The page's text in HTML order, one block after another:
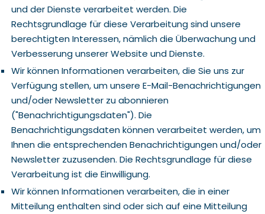
und der Dienste verarbeitet werden. Die
Rechtsgrundlage für diese Verarbeitung sind unsere
berechtigten Interessen, nämlich die Überwachung und
Verbesserung unserer Website und Dienste.
Wir können Informationen verarbeiten, die Sie uns zur
Verfügung stellen, um unsere E-Mail-Benachrichtigungen
und/oder Newsletter zu abonnieren
("Benachrichtigungsdaten"). Die
Benachrichtigungsdaten können verarbeitet werden, um
Ihnen die entsprechenden Benachrichtigungen und/oder
Newsletter zuzusenden. Die Rechtsgrundlage für diese
Verarbeitung ist die Einwilligung.
Wir können Informationen verarbeiten, die in einer
Mitteilung enthalten sind oder sich auf eine Mitteilung